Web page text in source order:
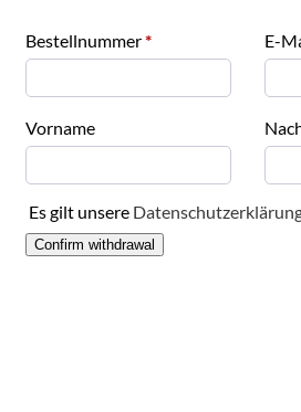
Bestellnummer*erforderlich E-
Vorname
Page URI *erforderlich
Es gilt unsere
Confirm withdrawal